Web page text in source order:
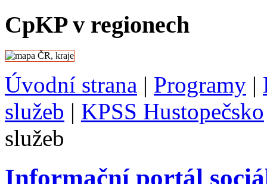
CpKP v regionech
Úvodní strana | Programy |
služeb | KPSS Hustopečsko
služeb
Informační portál